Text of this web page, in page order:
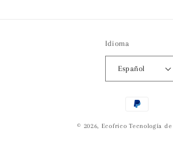
Idioma
Español
Formas
pago
© 2026, Ecofrico Tecnología